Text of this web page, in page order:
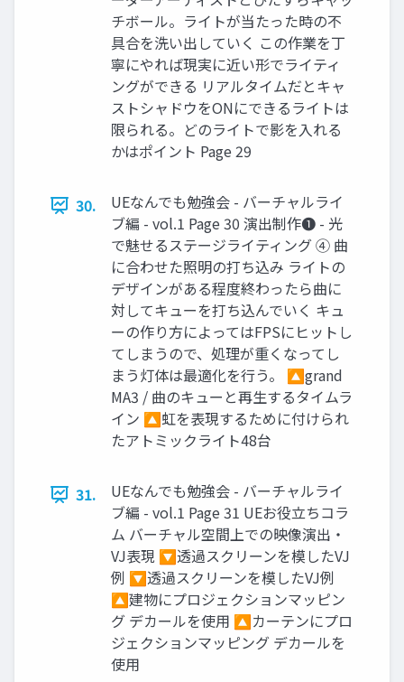
チボール。ライトが当たった時の不
具合を洗い出していく この作業を丁
寧にやれば現実に近い形でライティ
ングができる リアルタイムだとキャ
ストシャドウをONにできるライトは
限られる。どのライトで影を入れる
かはポイント Page 29
30.
UEなんでも勉強会 - バーチャルライ
ブ編 - vol.1 Page 30 演出制作❶ - 光
で魅せるステージライティング ④ 曲
に合わせた照明の打ち込み ライトの
デザインがある程度終わったら曲に
対してキューを打ち込んでいく キュ
ーの作り方によってはFPSにヒットし
てしまうので、処理が重くなってし
まう灯体は最適化を行う。 🔼grand
MA3 / 曲のキューと再生するタイムラ
イン 🔼虹を表現するために付けられ
たアトミックライト48台
31.
UEなんでも勉強会 - バーチャルライ
ブ編 - vol.1 Page 31 UEお役立ちコラ
ム バーチャル空間上での映像演出・
VJ表現 🔽透過スクリーンを模したVJ
例 🔽透過スクリーンを模したVJ例
🔼建物にプロジェクションマッピン
グ デカールを使用 🔼カーテンにプロ
ジェクションマッピング デカールを
使用